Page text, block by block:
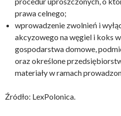
prawa celnego;
wprowadzenie zwolnień i
akcyzowego na węgiel i koks
gospodarstwa domowe,
oraz określone
materiały w ramach
Źródło: LexPolonica.